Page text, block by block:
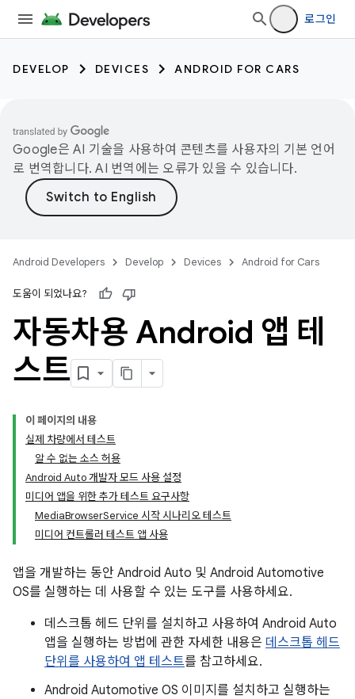
로그인
DEVELOP DEVICES ANDROID FOR CARS
Google은 AI 기술을 사용하여 콘텐츠를 사용자의 기본 언어
로 번역합니다. AI 번역에는 오류가 있을 수 있습니다.
Android Developers Develop Devices Android for Cars
도움이 되었나요?
자동차용 Android 앱 테
스트
이 페이지의 내용
실제 차량에서 테스트
알 수 없는 소스 허용
Android Auto 개발자 모드 사용 설정
미디어 앱을 위한 추가 테스트 요구사항
MediaBrowserService 시작 시나리오 테스트
미디어 컨트롤러 테스트 앱 사용
앱을 개발하는 동안 Android Auto 및 Android Automotive
OS를 실행하는 데 사용할 수 있는 도구를 사용하세요.
데스크톱 헤드 단위를 설치하고 사용하여 Android Auto
앱을 실행하는 방법에 관한 자세한 내용은 데스크톱 헤드
단위를 사용하여 앱 테스트를 참고하세요.
Android Automotive OS 이미지를 설치하고 실행하는